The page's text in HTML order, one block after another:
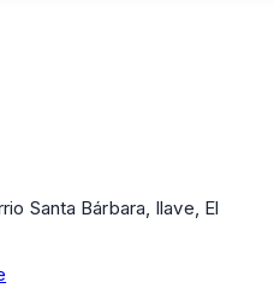
Santa Bárbara, Ilave, El